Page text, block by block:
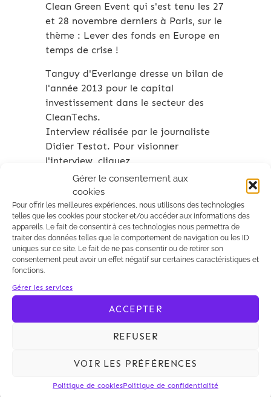
Gérer le consentement aux
cookies
Pour offrir les meilleures expériences, nous utilisons des technologies
telles que les cookies pour stocker et/ou accéder aux informations des
appareils. Le fait de consentir à ces technologies nous permettra de
traiter des données telles que le comportement de navigation ou les ID
uniques sur ce site. Le fait de ne pas consentir ou de retirer son
consentement peut avoir un effet négatif sur certaines caractéristiques et
fonctions.
Gérer les services
ACCEPTER
REFUSER
VOIR LES PRÉFÉRENCES
Politique de cookiesPolitique de confidentialité
Clean Green Event qui s'est tenu les 27
et 28 novembre derniers à Paris, sur le
thème : Lever des fonds en Europe en
temps de crise !
Tanguy d'Everlange dresse un bilan de
l'année 2013 pour le capital
investissement dans le secteur des
CleanTechs.
Interview réalisée par le journaliste
Didier Testot. Pour visionner
l'interview, cliquez
Archives 2010-2021